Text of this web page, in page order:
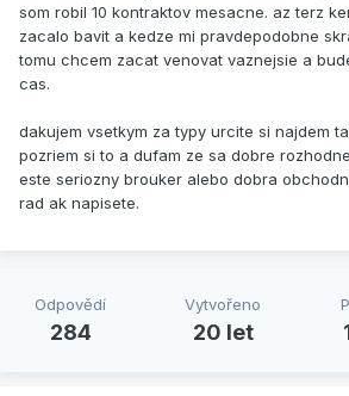
som robil 10 kontraktov mesacne. az terz
zacalo bavit a kedze mi pravdepodobne
tomu chcem zacat venovat vaznejsie a
cas.
dakujem vsetkym za typy urcite si najdem
pozriem si to a dufam ze sa dobre
este seriozny brouker alebo dobra
rad ak napisete.
Odpovědí
284
Vytvořeno
20 let